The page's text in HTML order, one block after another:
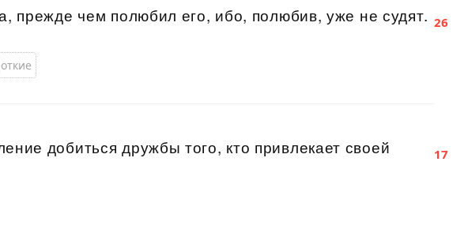
прежде чем полюбил его, ибо, полюбив, уже не судят. 26
добиться дружбы того, кто привлекает своей
17